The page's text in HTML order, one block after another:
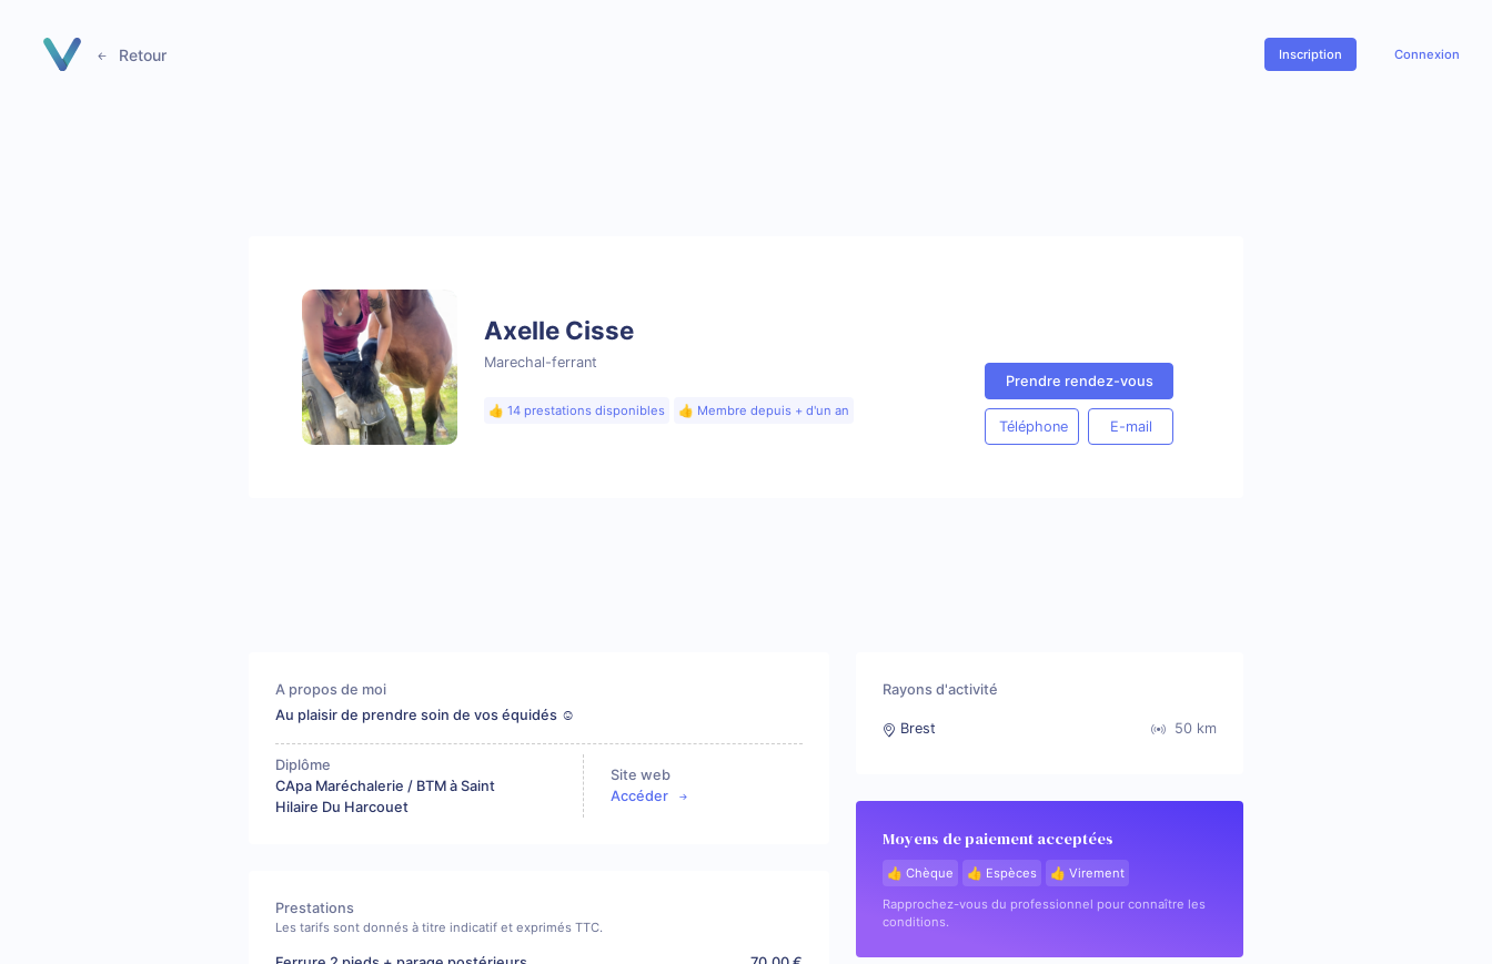
Retour Inscription Connexion
Axelle Cisse
Marechal-ferrant
👍 14 prestations disponibles 👍 Membre depuis + d'un an
Prendre rendez-vous
Téléphone E-mail
A propos de moi
Au plaisir de prendre soin de vos équidés ☺️
Diplôme
CApa Maréchalerie / BTM à Saint
Hilaire Du Harcouet
Site web
Accéder
Prestations
Les tarifs sont donnés à titre indicatif et exprimés TTC.
Rayons d'activité
Brest 50 km
Moyens de paiement acceptées
👍 Chèque 👍 Espèces
👍 Virement
Rapprochez-vous du professionnel pour connaître les
conditions.